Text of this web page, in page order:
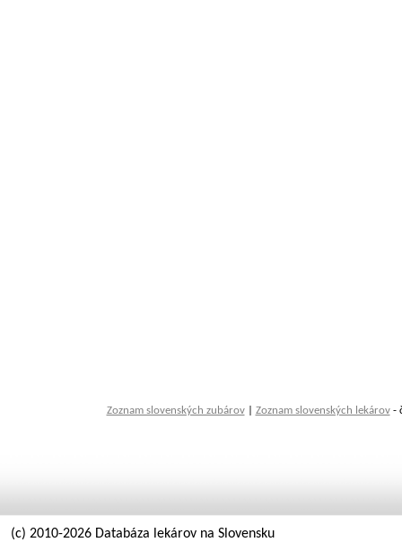
Zoznam slovenských zubárov| Zoznam slovenských lekárov-
(c) 2010-2026 Databáza lekárov na Slovensku